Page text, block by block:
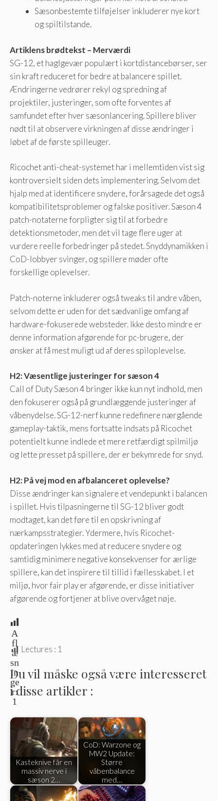
Sæsonbestemte tilføjelser inkluderer nye kort
og spiltilstande.
Artiklens brødtekst – Merværdi
SG-12, et haglgevær populært i kortdistancebørser, ser
sin kraft reduceret for bedre at balancere spillet.
Ændringerne vedrører rekyl og spredning af
projektiler, justeringer, som ofte forventes af
samfundet efter hver sæsonlancering. Spillere bliver
nødt til at observere virkningen af ​​disse ændringer i
løbet af de første spilleuger.
Ricochet anti-cheat-systemet har i mellemtiden vist sig
kontroversielt siden dets implementering. Selvom det
hjalp med at identificere snydere, forårsagede det også
kompatibilitetsproblemer og falske positiver. Sæson 4
patch-notaterne forpligter sig til at forbedre
detektionsmetoder, men det vil tage flere uger at
vurdere reelle forbedringer på stedet. Snyddynamikken i
CoD-lobbyer svinger, og spillere møder ofte
forskellige oplevelser.
Patch-noterne inkluderer også tweaks til andre våben,
selvom dette er uden for det sædvanlige omfang af
hardware-fokuserede websteder. Ikke desto mindre er
denne information afgørende for pc-brugere, der
ønsker at få mest muligt ud af deres spiloplevelse.
H2: Væsentlige justeringer for sæson 4
Call of Duty Sæson 4 bringer ikke kun nyt indhold, men
den fokuserer også på grundlæggende justeringer af
våbenydelse. SG-12-nerf kunne redefinere nærgående
gameplay-taktik, mens fortsatte indsats på Ricochet
potentielt kunne indlede et mere retfærdigt spilmiljø
og lette presset på spillere, der er bekymrede for snyd.
H2: På vej mod en afbalanceret oplevelse?
Disse ændringer kan signalere et vendepunkt i balancen
i spillet. Hvis tilpasningerne til SG-12 bliver godt
modtaget, kan det føre til en opskrivning af
nærkampsstrategier. Ydermere, hvis Ricochet-
opdateringen lykkes med at reducere snydere og
samtidig minimere negative konsekvenser for ærlige
spillere, kan det inspirere til tillid i fællesskabet. I et
miljø, hvor fair play er afgørende, er disse initiativer
afgørende og fortjener at blive overvåget nøje.
A
fl
æ
sn
in
ge
r:
1
Lectures : 1
Du vil måske også være interesseret
i disse artikler :
Kasteknive får en
massiv nerve i
sæson 2…
CoD: Warzone og
MW2 Update:
Større
våbenbalance
med…